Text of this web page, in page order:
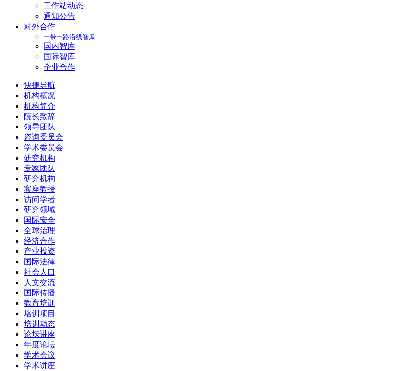
工作站动态
通知公告
对外合作
一带一路沿线智库
国内智库
国际智库
企业合作
快捷导航
机构概况
机构简介
院长致辞
领导团队
咨询委员会
学术委员会
研究机构
专家团队
研究机构
客座教授
访问学者
研究领域
国际安全
全球治理
经济合作
产业投资
国际法律
社会人口
人文交流
国际传播
教育培训
培训项目
培训动态
论坛讲座
年度论坛
学术会议
学术讲座